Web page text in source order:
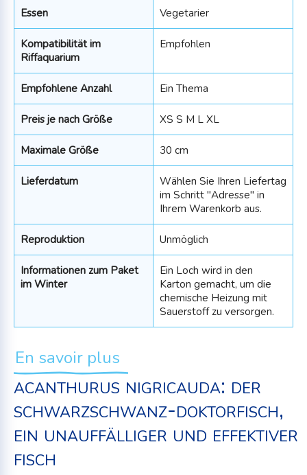
Essen Vegetarier
Kompatibilität im
Riffaquarium
Empfohlen
Empfohlene Anzahl Ein Thema
Preis je nach Größe XS S M L XL
Maximale Größe 30 cm
Lieferdatum
Wählen Sie Ihren Liefertag
im Schritt "Adresse" in
Ihrem Warenkorb aus.
Reproduktion Unmöglich
Informationen zum Paket
im Winter
Ein Loch wird in den
Karton gemacht, um die
chemische Heizung mit
Sauerstoff zu versorgen.
En savoir plus
acanthurus nigricauda: der
schwarzschwanz-doktorfisch,
ein unauffälliger und effektiver
fisch